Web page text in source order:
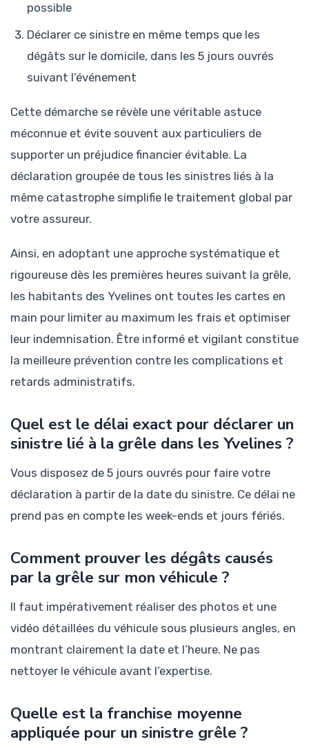
possible
Déclarer ce sinistre en même temps que les
dégâts sur le domicile, dans les 5 jours ouvrés
suivant l’événement
Cette démarche se révèle une véritable astuce
méconnue et évite souvent aux particuliers de
supporter un préjudice financier évitable. La
déclaration groupée de tous les sinistres liés à la
même catastrophe simplifie le traitement global par
votre assureur.
Ainsi, en adoptant une approche systématique et
rigoureuse dès les premières heures suivant la grêle,
les habitants des Yvelines ont toutes les cartes en
main pour limiter au maximum les frais et optimiser
leur indemnisation. Être informé et vigilant constitue
la meilleure prévention contre les complications et
retards administratifs.
Quel est le délai exact pour déclarer un
sinistre lié à la grêle dans les Yvelines ?
Vous disposez de 5 jours ouvrés pour faire votre
déclaration à partir de la date du sinistre. Ce délai ne
prend pas en compte les week-ends et jours fériés.
Comment prouver les dégâts causés
par la grêle sur mon véhicule ?
Il faut impérativement réaliser des photos et une
vidéo détaillées du véhicule sous plusieurs angles, en
montrant clairement la date et l’heure. Ne pas
nettoyer le véhicule avant l’expertise.
Quelle est la franchise moyenne
appliquée pour un sinistre grêle ?